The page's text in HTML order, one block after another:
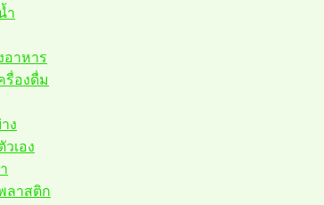
ำ
อาหาร
องดื่ม
ง
เอง
ลาสติก